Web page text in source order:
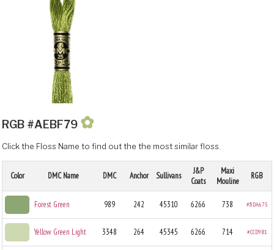
RGB #AEBF79 ✿
Click the Floss Name to find out the the most similar floss.
Color DMC Name DMC Anchor Sullivans
J&P
Coats
Maxi
Mouline
RGB
Forest Green 989 242 45310 6266 738 #8DA675
Yellow Green Light 3348 264 45345 6266 714 #CCD9B1